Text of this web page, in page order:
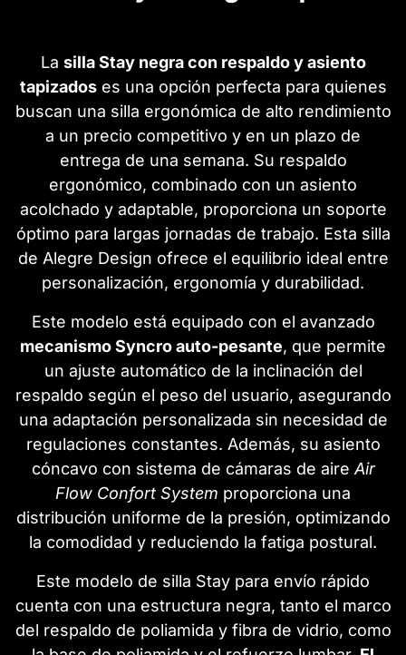
La silla Stay negra con respaldo y asiento
tapizadoses una opción perfecta para quienes
buscan una silla ergonómica de alto rendimiento
a un precio competitivo y en un plazo de
entrega de una semana. Su respaldo
ergonómico, combinado con un asiento
acolchado y adaptable, proporciona un soporte
óptimo para largas jornadas de trabajo. Esta silla
de Alegre Design ofrece el equilibrio ideal entre
personalización, ergonomía y durabilidad.
Este modelo está equipado con el avanzado
mecanismo Syncro auto-pesante, que permite
un ajuste automático de la inclinación del
respaldo según el peso del usuario, asegurando
una adaptación personalizada sin necesidad de
regulaciones constantes. Además, su asiento
cóncavo con sistema de cámaras de aire Air
Flow Confort System proporciona una
distribución uniforme de la presión, optimizando
la comodidad y reduciendo la fatiga postural.
Este modelo de silla Stay para envío rápido
cuenta con una estructura negra, tanto el marco
del respaldo de poliamida y fibra de vidrio, como